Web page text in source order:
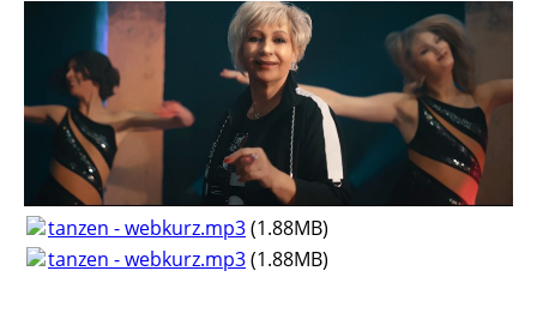
tanzen - webkurz.mp3(1.88MB)
tanzen - webkurz.mp3(1.88MB)